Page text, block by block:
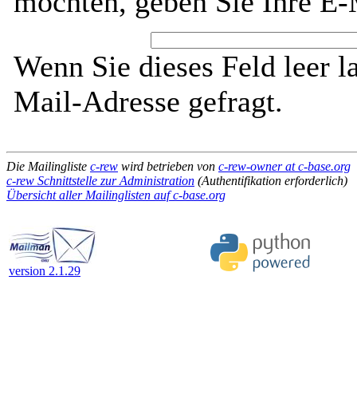
Wenn Sie dieses Feld leer
Mail-Adresse gefragt.
Die Mailingliste c-rew wird betrieben von c-rew-owner at c-base.org
c-rew Schnittstelle zur Administration (Authentifikation erforderlich)
Übersicht aller Mailinglisten auf c-base.org
version 2.1.29